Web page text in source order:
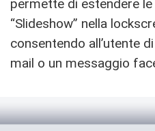
permette di estendere
“Slideshow” nella
consentendo all’utente
mail o un messaggio